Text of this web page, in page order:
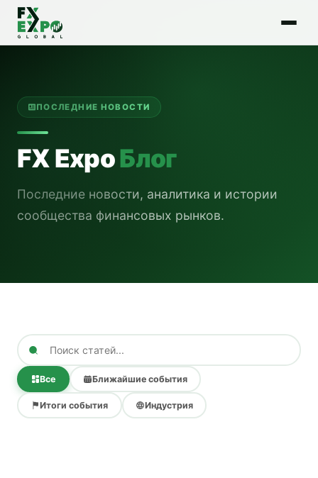
ПОСЛЕДНИЕ НОВОСТИ
FX ExpoБлог
Последние новости, аналитика и истории
сообщества финансовых рынков.
Все Ближайшие события
Итоги события Индустрия